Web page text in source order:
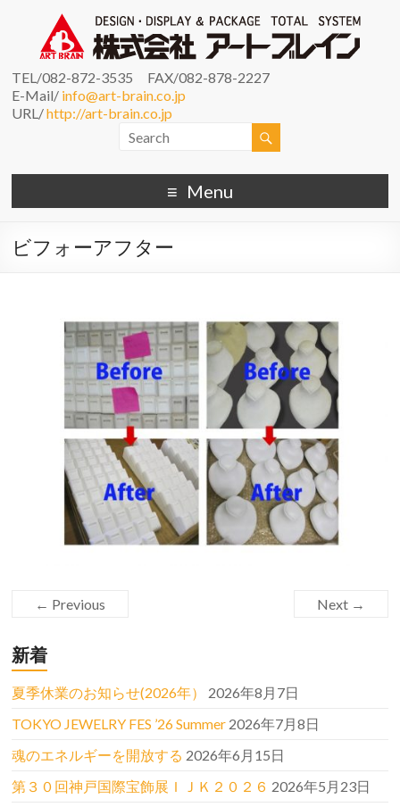
TEL/082-872-3535 FAX/082-878-2227
E-Mail/ info@art-brain.co.jp
URL/http://art-brain.co.jp
Menu
ビフォーアフター
← Previous Next →
新着
夏季休業のお知らせ(2026年）
2026年8月7日
TOKYO JEWELRY FES ’26 Summer 2026年7月8日
魂のエネルギーを開放する 2026年6月15日
第３０回神戸国際宝飾展ＩＪＫ２０２６ 2026年5月23日